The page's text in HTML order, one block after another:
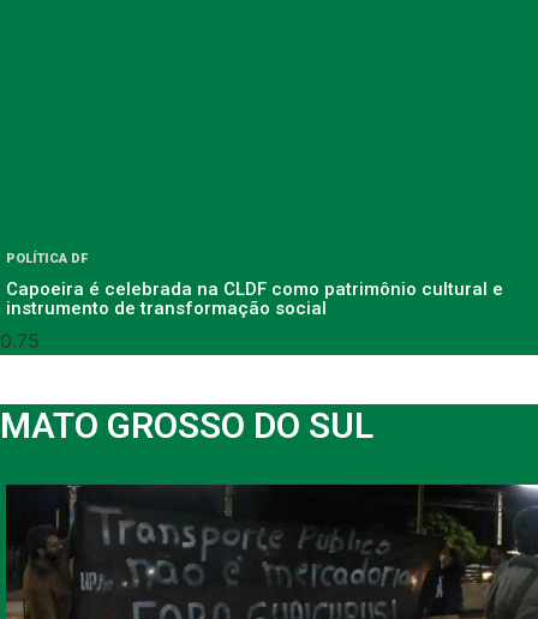
POLÍTICA DF
Capoeira é celebrada na CLDF como patrimônio cultural e
instrumento de transformação social
MATO GROSSO DO SUL